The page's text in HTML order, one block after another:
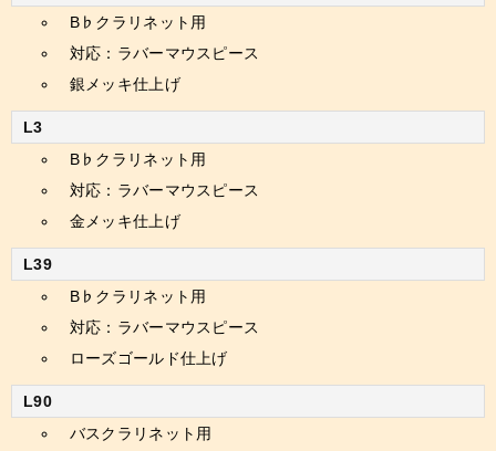
B♭クラリネット用
対応：ラバーマウスピース
銀メッキ仕上げ
L3
B♭クラリネット用
対応：ラバーマウスピース
金メッキ仕上げ
L39
B♭クラリネット用
対応：ラバーマウスピース
ローズゴールド仕上げ
L90
バスクラリネット用